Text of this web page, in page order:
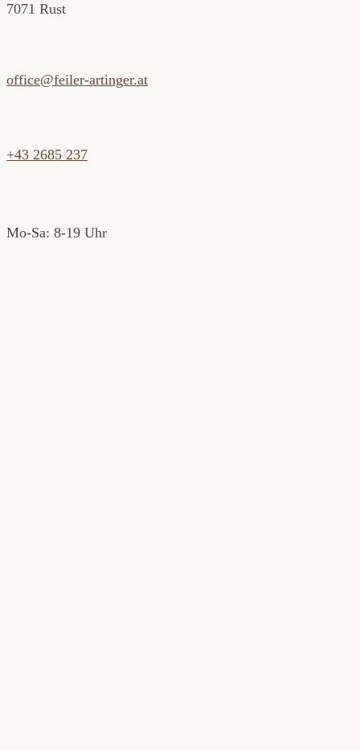
7071 Rust
office@feiler-artinger.at
+43 2685 237
Mo-Sa: 8-19 Uhr